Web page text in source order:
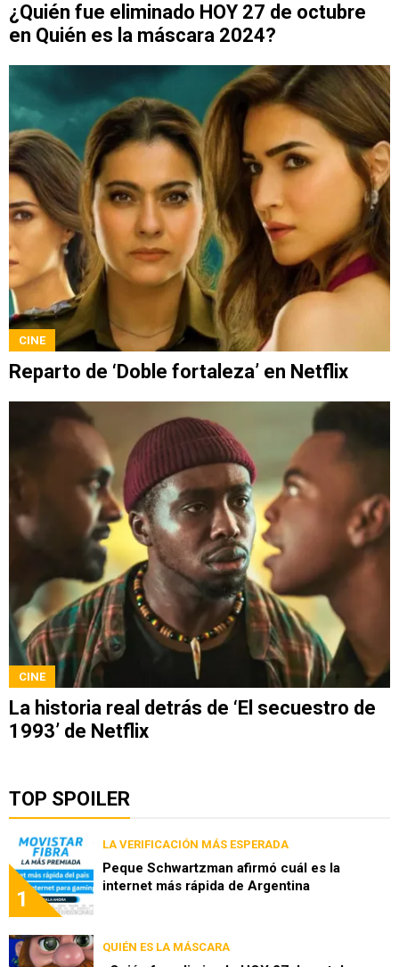
¿Quién fue eliminado HOY 27 de octubre
en Quién es la máscara 2024?
CINE
Reparto de ‘Doble fortaleza’ en Netflix
CINE
La historia real detrás de ‘El secuestro de
1993’ de Netflix
TOP SPOILER
1
LA VERIFICACIÓN MÁS ESPERADA
Peque Schwartzman afirmó cuál es la
internet más rápida de Argentina
QUIÉN ES LA MÁSCARA